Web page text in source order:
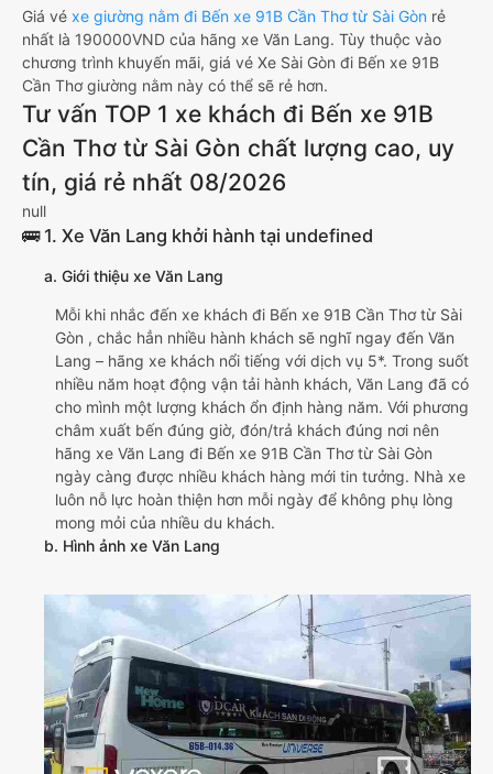
Giá vé xe giường nằm đi Bến xe 91B Cần Thơ từ Sài Gòn rẻ
nhất là 190000VND của hãng xe Văn Lang. Tùy thuộc vào
chương trình khuyến mãi, giá vé Xe Sài Gòn đi Bến xe 91B
Cần Thơ giường nằm này có thể sẽ rẻ hơn.
Tư vấn TOP 1 xe khách đi Bến xe 91B
Cần Thơ từ Sài Gòn chất lượng cao, uy
tín, giá rẻ nhất 08/2026
null
🚌 1. Xe Văn Lang khởi hành tại undefined
a. Giới thiệu xe Văn Lang
Mỗi khi nhắc đến xe khách đi Bến xe 91B Cần Thơ từ Sài
Gòn , chắc hẳn nhiều hành khách sẽ nghĩ ngay đến Văn
Lang – hãng xe khách nổi tiếng với dịch vụ 5*. Trong suốt
nhiều năm hoạt động vận tải hành khách, Văn Lang đã có
cho mình một lượng khách ổn định hàng năm. Với phương
châm xuất bến đúng giờ, đón/trả khách đúng nơi nên
hãng xe Văn Lang đi Bến xe 91B Cần Thơ từ Sài Gòn
ngày càng được nhiều khách hàng mới tin tưởng. Nhà xe
luôn nỗ lực hoàn thiện hơn mỗi ngày để không phụ lòng
mong mỏi của nhiều du khách.
b. Hình ảnh xe Văn Lang